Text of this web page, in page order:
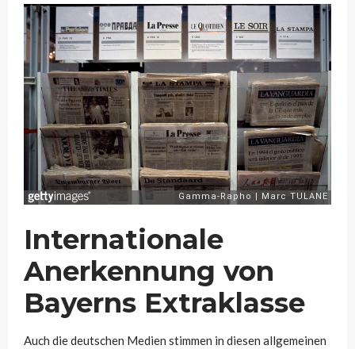
Internationale
Anerkennung von
Bayerns Extraklasse
Auch die deutschen Medien stimmen in diesen allgemeinen